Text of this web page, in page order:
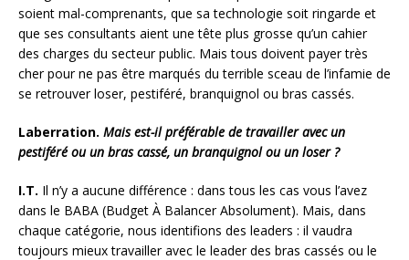
soient mal-comprenants, que sa technologie soit ringarde et
que ses consultants aient une tête plus grosse qu’un cahier
des charges du secteur public. Mais tous doivent payer très
cher pour ne pas être marqués du terrible sceau de l’infamie de
se retrouver loser, pestiféré, branquignol ou bras cassés.
Laberration. Mais est-il préférable de travailler avec un
pestiféré ou un bras cassé, un branquignol ou un loser ?
I.T. Il n’y a aucune différence : dans tous les cas vous l’avez
dans le BABA (Budget À Balancer Absolument). Mais, dans
chaque catégorie, nous identifions des leaders : il vaudra
toujours mieux travailler avec le leader des bras cassés ou le